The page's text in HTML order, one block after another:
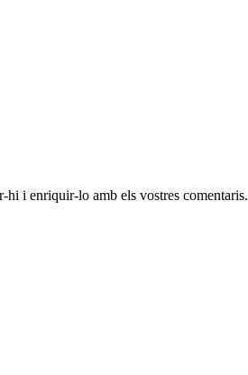
hi i enriquir-lo amb els vostres comentaris.